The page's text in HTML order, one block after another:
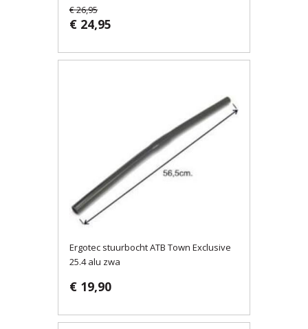
€ 26,95
€ 24,95
Ergotec stuurbocht ATB Town Exclusive
25.4 alu zwa
€ 19,90